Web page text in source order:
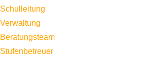
Schulleitung
Verwaltung
Beratungsteam
Stufenbetreuer